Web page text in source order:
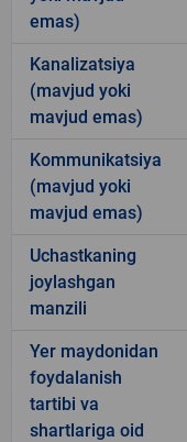
emas)
Kanalizatsiya
(mavjud yoki
mavjud emas)
Kommunikatsiya
(mavjud yoki
mavjud emas)
Uchastkaning
joylashgan
manzili
Yer maydonidan
foydalanish
tartibi va
shartlariga oid